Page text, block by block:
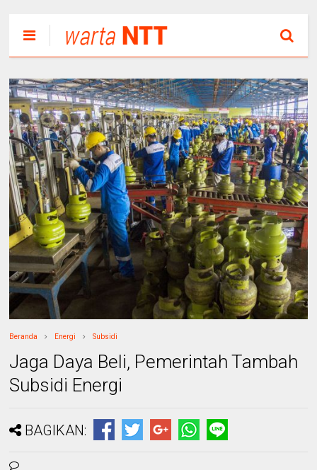
Beranda Energi Subsidi
Jaga Daya Beli, Pemerintah Tambah
Subsidi Energi
BAGIKAN: